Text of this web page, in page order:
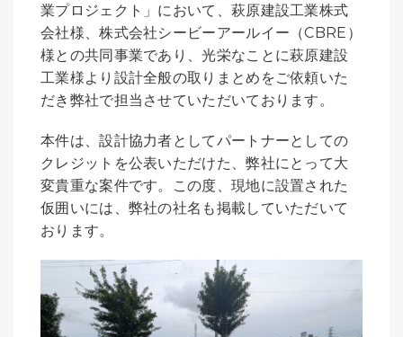
業プロジェクト」において、萩原建設工業株式
会社様、株式会社シービーアールイー（CBRE）
様との共同事業であり、光栄なことに萩原建設
工業様より設計全般の取りまとめをご依頼いた
だき弊社で担当させていただいております。
本件は、設計協力者としてパートナーとしての
クレジットを公表いただけた、弊社にとって大
変貴重な案件です。この度、現地に設置された
仮囲いには、弊社の社名も掲載していただいて
おります。